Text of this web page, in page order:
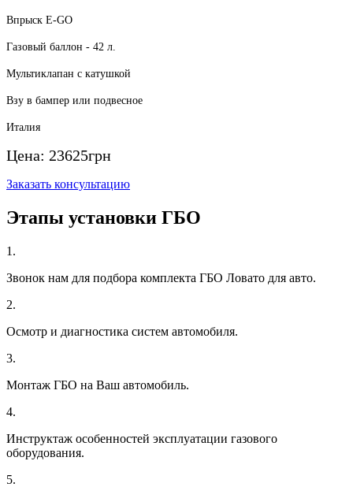
Впрыск E-GO
Газовый баллон - 42 л.
Мультиклапан с катушкой
Взу в бампер или подвесное
Италия
Цена: 23625грн
Заказать консультацию
Этапы установки ГБО
1.
Звонок нам для подбора комплекта ГБО Ловато для авто.
2.
Осмотр и диагностика систем автомобиля.
3.
Монтаж ГБО на Ваш автомобиль.
4.
Инструктаж особенностей эксплуатации газового
оборудования.
5.